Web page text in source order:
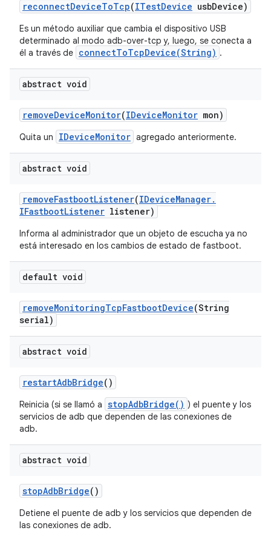
reconnectDeviceToTcp(ITestDevice usbDevice)
Es un método auxiliar que cambia el dispositivo USB
determinado al modo adb-over-tcp y, luego, se conecta a
él a través de connectToTcpDevice(String) .
abstract void
removeDeviceMonitor(IDeviceMonitor mon)
Quita un IDeviceMonitor agregado anteriormente.
abstract void
removeFastbootListener(IDeviceManager.
IFastbootListener listener)
Informa al administrador que un objeto de escucha ya no
está interesado en los cambios de estado de fastboot.
default void
removeMonitoringTcpFastbootDevice(String
serial)
abstract void
restartAdbBridge()
Reinicia (si se llamó a stopAdbBridge() ) el puente y los
servicios de adb que dependen de las conexiones de
adb.
abstract void
stopAdbBridge()
Detiene el puente de adb y los servicios que dependen de
las conexiones de adb.